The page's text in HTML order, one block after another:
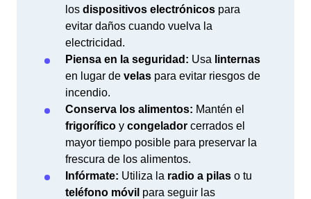
los dispositivos electrónicos para
evitar daños cuando vuelva la
electricidad.
Piensa en la seguridad: Usa linternas
en lugar de velas para evitar riesgos de
incendio.
Conserva los alimentos: Mantén el
frigorífico y congelador cerrados el
mayor tiempo posible para preservar la
frescura de los alimentos.
Infórmate: Utiliza la radio a pilas o tu
teléfono móvil para seguir las